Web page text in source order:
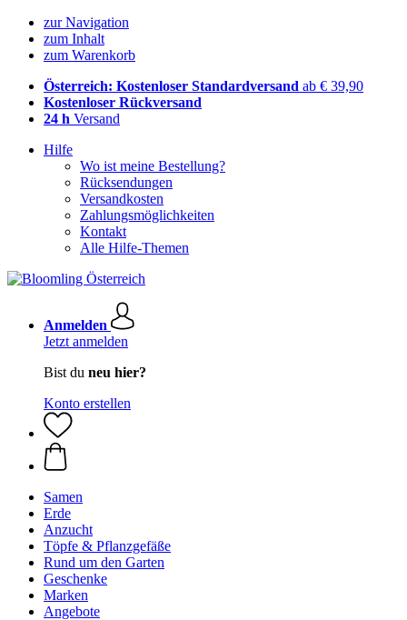
zur Navigation
zum Inhalt
zum Warenkorb
Österreich: Kostenloser Standardversand ab € 39,90
Kostenloser Rückversand
24 h Versand
Hilfe
Wo ist meine Bestellung?
Rücksendungen
Versandkosten
Zahlungsmöglichkeiten
Kontakt
Alle Hilfe-Themen
Anmelden
Jetzt anmelden
Bist du neu hier?
Konto erstellen
Samen
Erde
Anzucht
Töpfe & Pflanzgefäße
Rund um den Garten
Geschenke
Marken
Angebote